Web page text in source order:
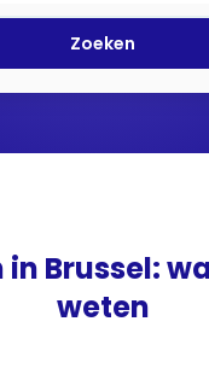
in Brussel:
weten